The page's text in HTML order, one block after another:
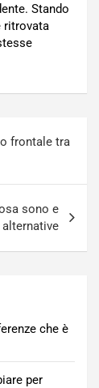
Stando
ritrovata
frontale tra
sono e
che è
per